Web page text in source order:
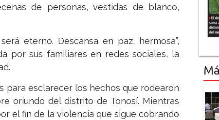
de personas, vestidas de blanco,
eterno. Descansa en paz, hermosa”,
por sus familiares en redes sociales, la
para esclarecer los hechos que rodearon
oriundo del distrito de Tonosí. Mientras
el fin de la violencia que sigue cobrando